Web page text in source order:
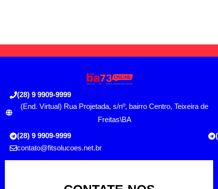
(28) 9 9909-9999
(End. Virtual) Rua Projetada, s/nº, bairro Centro, Teixeira de
Freitas\BA
(28) 9 9909-9999
contato@fitsolucoes.net.br